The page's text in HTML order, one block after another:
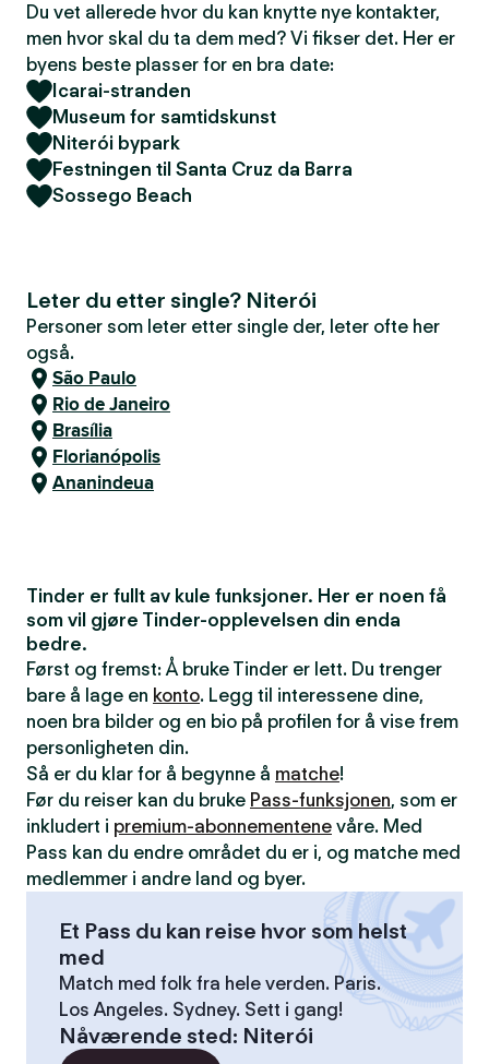
Du vet allerede hvor du kan knytte nye kontakter,
men hvor skal du ta dem med? Vi fikser det. Her er
byens beste plasser for en bra date:
Icarai-stranden
Museum for samtidskunst
Niterói bypark
Festningen til Santa Cruz da Barra
Sossego Beach
Leter du etter single? Niterói
Personer som leter etter single der, leter ofte her
også.
São Paulo
Rio de Janeiro
Brasília
Florianópolis
Ananindeua
Tinder er fullt av kule funksjoner. Her er noen få
som vil gjøre Tinder-opplevelsen din enda
bedre.
Først og fremst: Å bruke Tinder er lett. Du trenger
bare å lage en konto. Legg til interessene dine,
noen bra bilder og en bio på profilen for å vise frem
personligheten din.
Så er du klar for å begynne å matche!
Før du reiser kan du bruke Pass-funksjonen, som er
inkludert i premium-abonnementene våre. Med
Pass kan du endre området du er i, og matche med
medlemmer i andre land og byer.
Et Pass du kan reise hvor som helst
med
Match med folk fra hele verden. Paris.
Los Angeles. Sydney. Sett i gang!
Nåværende sted: Niterói